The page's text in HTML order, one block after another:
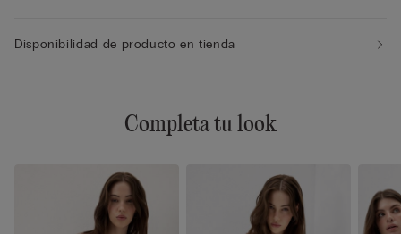
Disponibilidad de producto en tienda
Completa tu look